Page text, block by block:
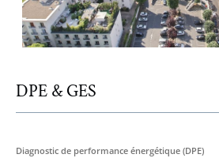
DPE & GES
Diagnostic de performance énergétique (DPE)